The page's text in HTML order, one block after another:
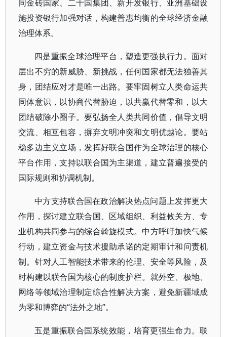
同金砖国家、二十国集团、新开发银行、亚洲基础设
施投资银行加强对话，构建普惠均衡的全球经济金融
治理体系。
四是重振全球治理平台，塑造更强执行力。面对
层出不穷的新威胁、新挑战，任何国家都无法独善其
身，团结应对才是唯一出路。要牢固树立人类命运共
同体意识，以协商代替胁迫，以共赢代替零和，以大
团结破除小圈子。要弘扬全人类共同价值，倡导文明
交流、相互包容，摒弃文明冲突和文明优越论。要站
稳多边主义立场，发挥好联合国作为全球治理的核心
平台作用，支持以联合国为主渠道，建立普遍接受的
国际规则和协调机制。
中方支持联合国在政治解决热点问题上发挥更大
作用，探讨建立联合国、区域组织、利益攸关方、专
业机构共同参与的综合斡旋模式。中方呼吁加快气候
行动，建立资金与技术援助承诺的定期审计和问责机
制。针对人工智能技术带来的伦理、安全等风险，及
时构建以联合国为核心的制度护栏。就外空、极地、
网络等领域治理制定综合性解决方案，避免新疆域成
为零和博弈的“法外之地”。
五是重振联合国系统效能，培育更强生命力。联